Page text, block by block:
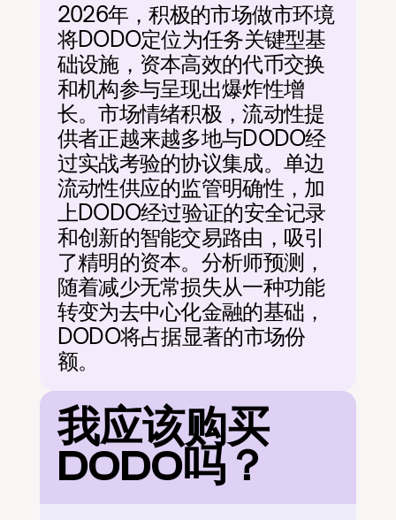
2026年，积极的市场做市环境
将DODO定位为任务关键型基
础设施，资本高效的代币交换
和机构参与呈现出爆炸性增
长。市场情绪积极，流动性提
供者正越来越多地与DODO经
过实战考验的协议集成。单边
流动性供应的监管明确性，加
上DODO经过验证的安全记录
和创新的智能交易路由，吸引
了精明的资本。分析师预测，
随着减少无常损失从一种功能
转变为去中心化金融的基础，
DODO将占据显著的市场份
额。
我应该购买
DODO吗？